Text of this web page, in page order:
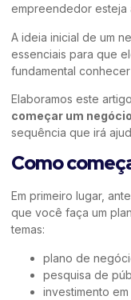
empreendedor esteja
A ideia inicial de um
essenciais para que
fundamental
Elaboramos este
começar um
sequência que irá
Como
Em primeiro lugar,
que você faça um
temas:
plano de
pesquisa de
investimento